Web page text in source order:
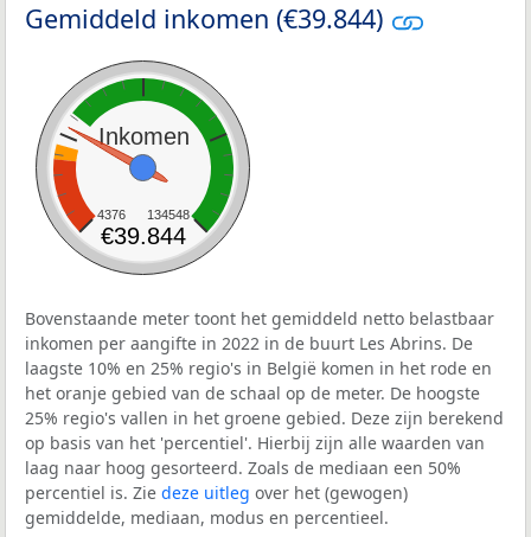
Gemiddeld inkomen (€39.844)
Inkomen
4376 134548
€39.844
Bovenstaande meter toont het gemiddeld netto belastbaar
inkomen per aangifte in 2022 in de buurt Les Abrins. De
laagste 10% en 25% regio's in België komen in het rode en
het oranje gebied van de schaal op de meter. De hoogste
25% regio's vallen in het groene gebied. Deze zijn berekend
op basis van het 'percentiel'. Hierbij zijn alle waarden van
laag naar hoog gesorteerd. Zoals de mediaan een 50%
percentiel is. Zie deze uitleg over het (gewogen)
gemiddelde, mediaan, modus en percentieel.